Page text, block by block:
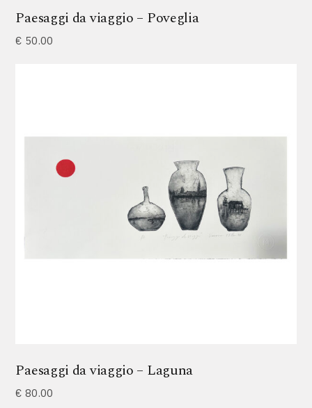
Paesaggi da viaggio – Poveglia
€ 50.00
Paesaggi da viaggio – Laguna
€ 80.00